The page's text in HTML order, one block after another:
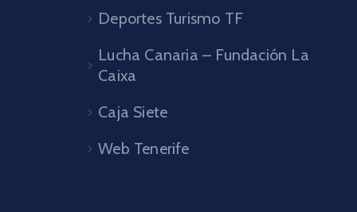
Deportes Turismo TF
Lucha Canaria – Fundación La
Caixa
Caja Siete
Web Tenerife